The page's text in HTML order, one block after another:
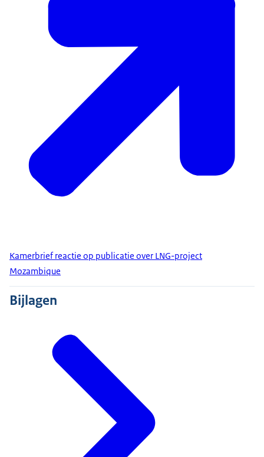
Kamerbrief reactie op publicatie over LNG-project
Mozambique
Bijlagen